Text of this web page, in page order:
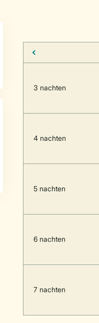
3 nachten
4 nachten
5 nachten
6 nachten
7 nachten